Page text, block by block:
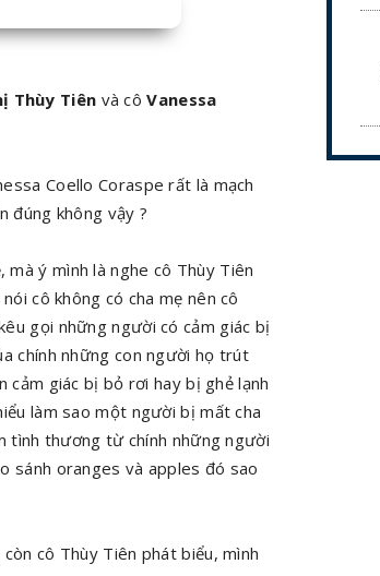
Thùy Tiên và côVanessa
Coello Coraspe rất là mạch
đúng không vậy ?
mà ý mình là nghe cô Thùy Tiên
cô không có cha mẹ nên cô
gọi những người có cảm giác bị
chính những con người họ trút
cảm giác bị bỏ rơi hay bị ghẻ lạnh
làm sao một người bị mất cha
tình thương từ chính những người
sánh oranges và apples đó sao
cô Thùy Tiên phát biểu, mình